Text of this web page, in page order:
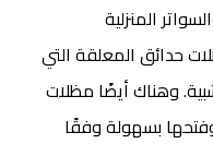
المنزلية
حدائق المعلقة التي
وهناك أيضًا مظلات
بسهولة وفقًا